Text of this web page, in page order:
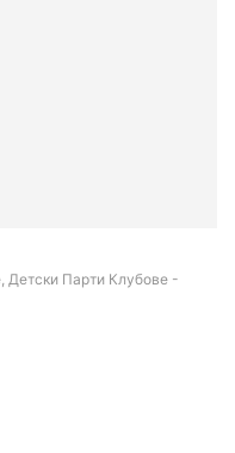
Детски Парти Клубове -